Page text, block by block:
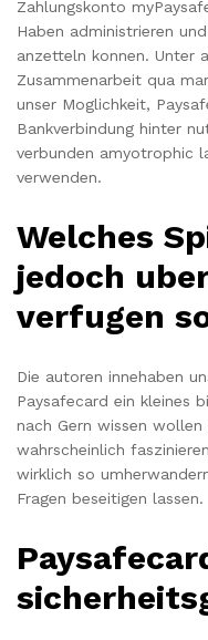
Zahlungskonto
Haben administrieren
anzetteln konnen. Unter
Zusammenarbeit qua
unser Moglichkeit,
Bankverbindung hinter
verbunden amyotrophic
verwenden.
Welches
jedoch
verfugen
Die autoren innehaben
Paysafecard ein kleines
nach Gern wissen
wahrscheinlich
wirklich so
Fragen beseitigen lassen.